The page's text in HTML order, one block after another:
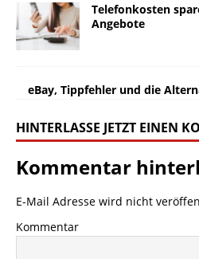
Telefonkosten
Angebote
eBay, Tippfehler und die
HINTERLASSE JETZT EINEN
Kommentar
E-Mail Adresse wird nicht
Kommentar